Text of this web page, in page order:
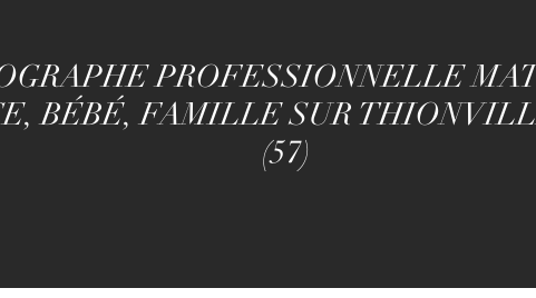
PROFESSIONNELLE
BÉBÉ, FAMILLE SUR
(57)